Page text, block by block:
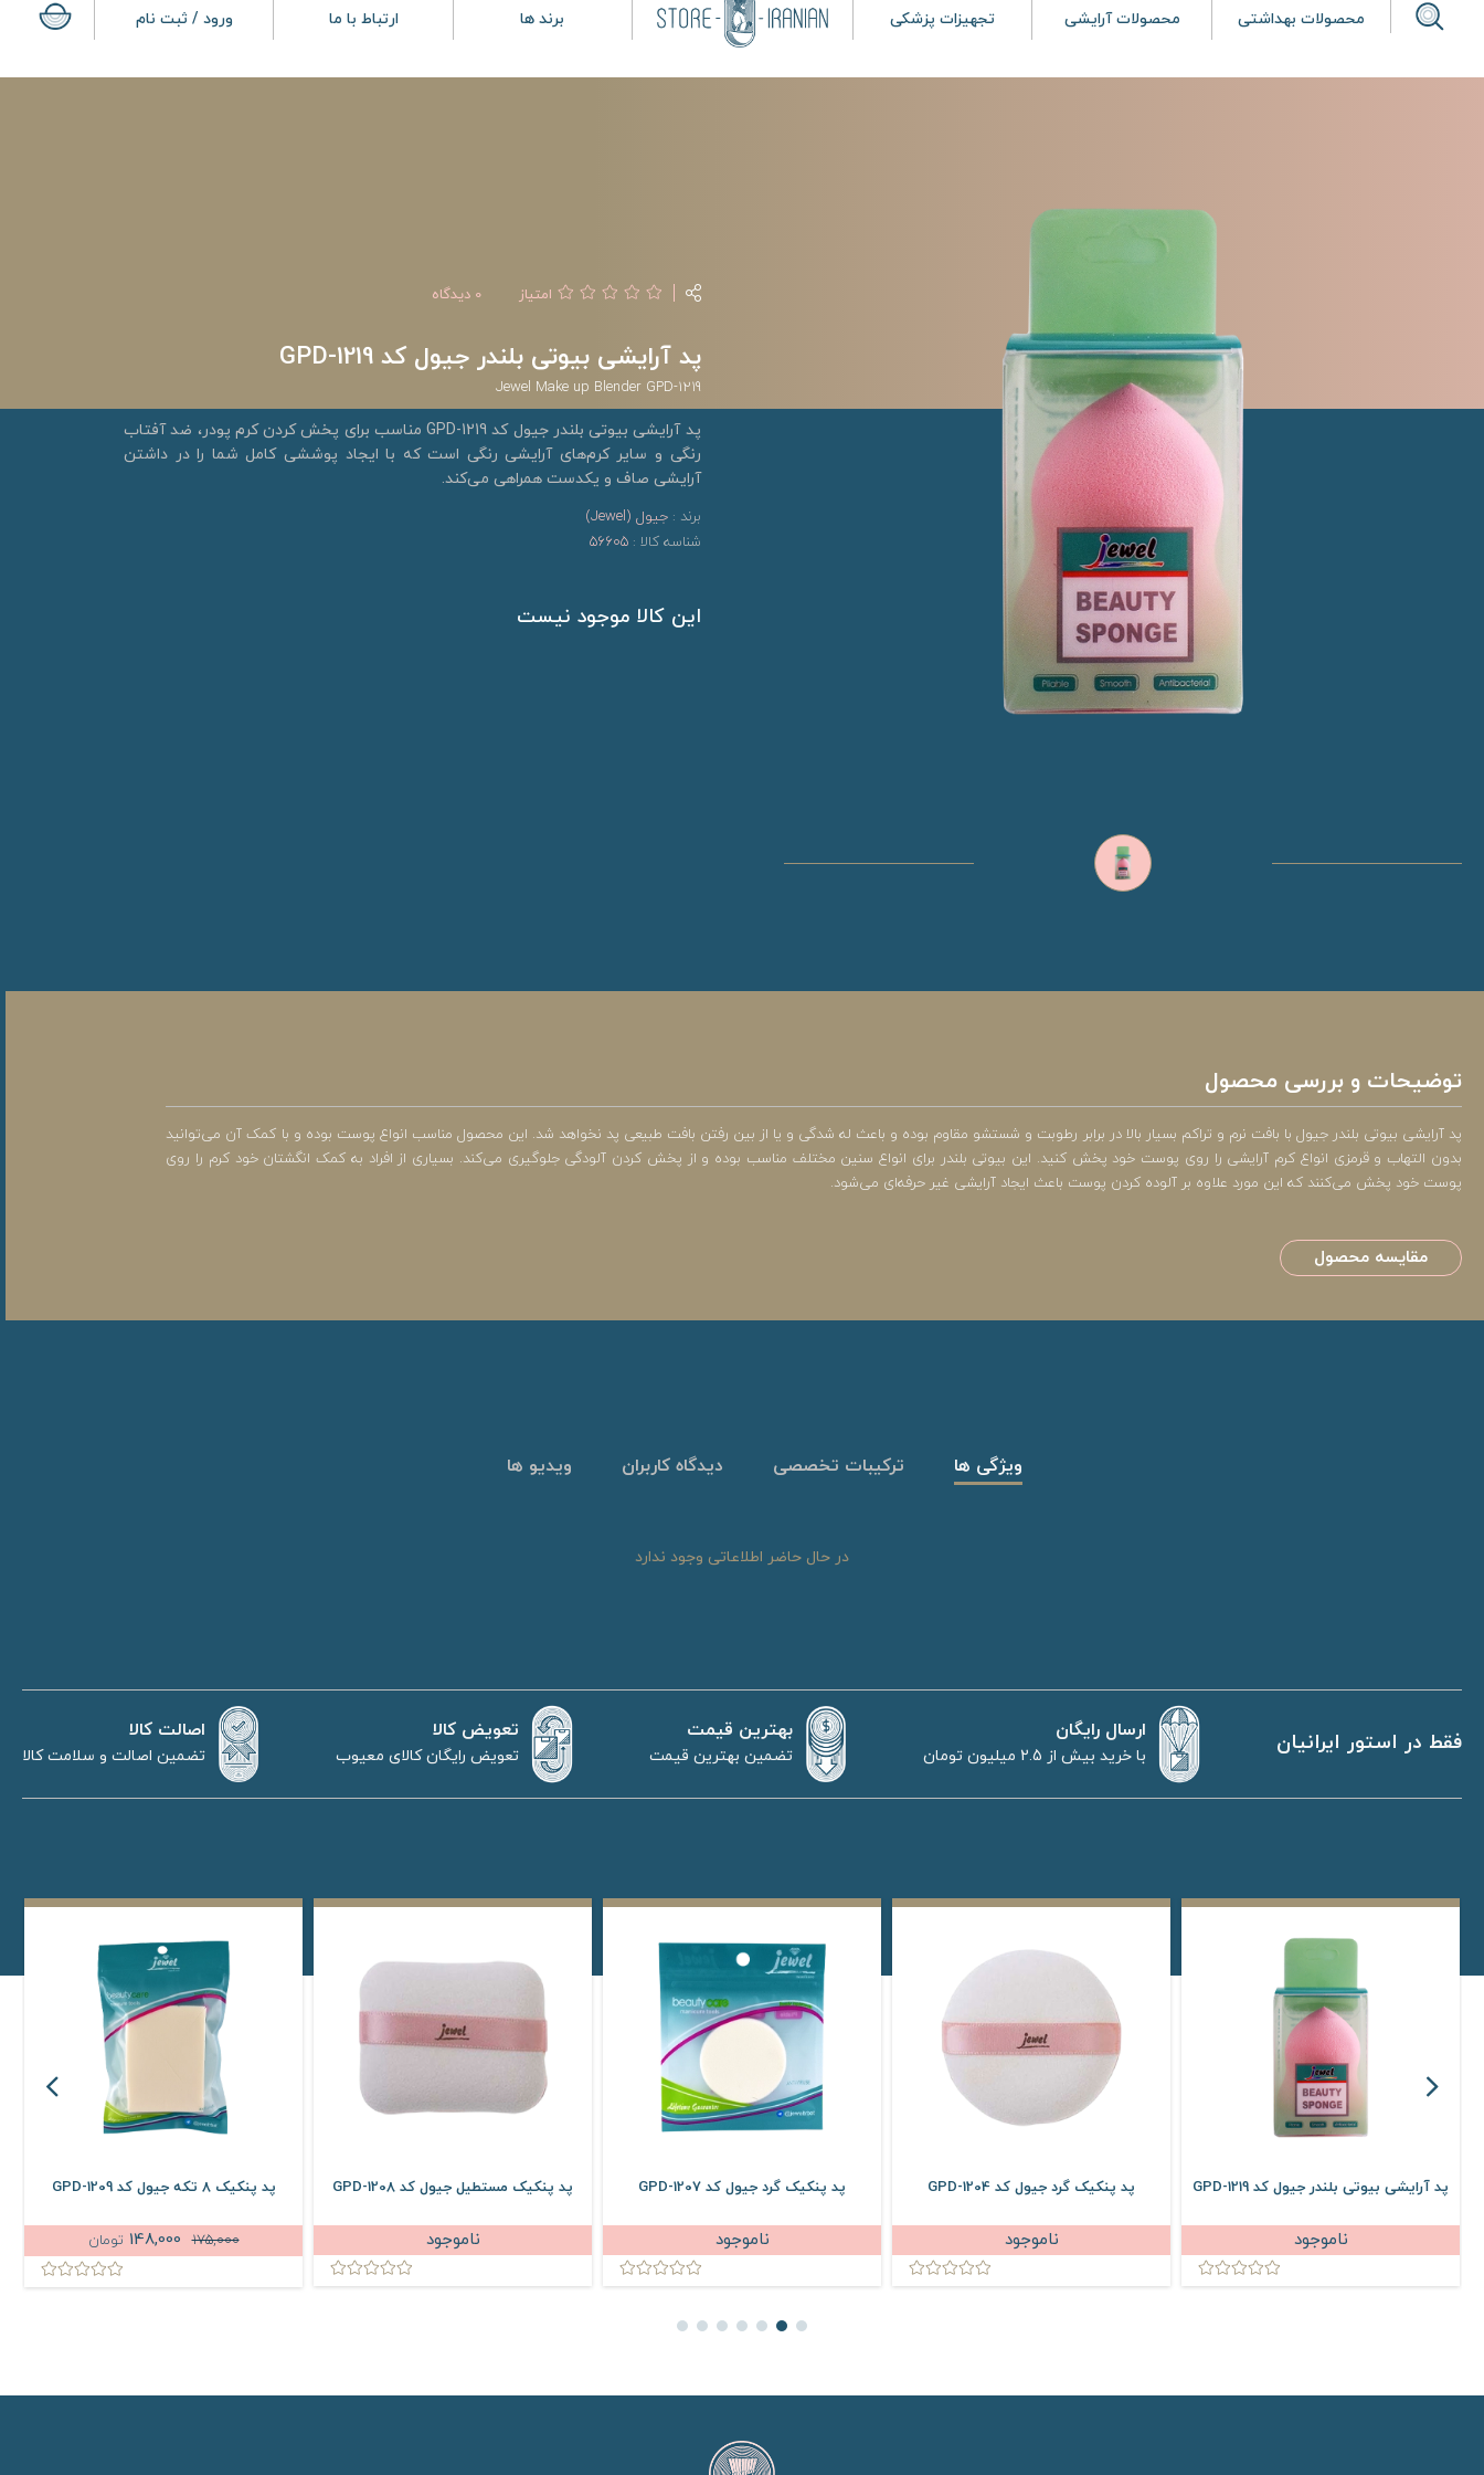
محصولات بهداشتی محصولات آرایشی تجهیزات پزشکی برند ها ارتباط با ما ورود / ثبت نام
امتیاز 0 دیدگاه
پد آرایشی بیوتی بلندر جیول کد GPD-1219
Jewel Make up Blender GPD-1219
پد آرایشی بیوتی بلندر جیول کد GPD-1219 مناسب برای پخش کردن کرم پودر، ضد آفتاب
رنگی و سایر کرم‌های آرایشی رنگی است که با ایجاد پوششی کامل شما را در داشتن
آرایشی صاف و یکدست همراهی می‌کند.
برند : جیول (Jewel)
شناسه کالا : 56605
این کالا موجود نیست
توضیحات و بررسی محصول
پد آرایشی بیوتی بلندر جیول با بافت نرم و تراکم بسیار بالا در برابر رطوبت و شستشو مقاوم بوده و باعث له شدگی و یا از بین رفتن بافت طبیعی پد نخواهد شد. این محصول مناسب انواع پوست بوده و با کمک آن می‌توانید
بدون التهاب و قرمزی انواع کرم آرایشی را روی پوست خود پخش کنید. این بیوتی بلندر برای انواع سنین مختلف مناسب بوده و از پخش کردن آلودگی جلوگیری می‌کند. بسیاری از افراد به کمک انگشتان خود کرم را روی
پوست خود پخش می‌کنند که این مورد علاوه بر آلوده کردن پوست باعث ایجاد آرایشی غیر حرفه‌ای می‌شود.
مقایسه محصول
ویژگی ها ترکیبات تخصصی دیدگاه کاربران ویدیو ها
در حال حاضر اطلاعاتی وجود ندارد
فقط در استور ایرانیان ارسال رایگان
با خرید بیش از 2.5 میلیون تومان
بهترین قیمت
تضمین بهترین قیمت
تعویض کالا
تعویض رایگان کالای معیوب
اصالت کالا
تضمین اصالت و سلامت کالا
پد آرایشی بیوتی بلندر جیول کد GPD-1219
ناموجود
پد پنکیک گرد جیول کد GPD-1204
ناموجود
پد پنکیک گرد جیول کد GPD-1207
ناموجود
پد پنکیک مستطیل جیول کد GPD-1208
ناموجود
پد پنکیک 8 تکه جیول کد GPD-1209
175,000 تومان